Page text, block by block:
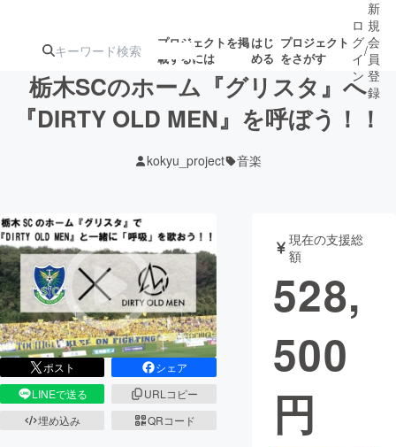
プロジェクトを掲
載するには
はじ
める
プロジェクト
をさがす
ジェクト
募集終了が近いプ
ロジェクト
アート・写真 音楽
テクノロジー・ガジェット ゲーム・サ
映像・映画
ビジネス・起業
まちづくり・地域活性化
ロ
グ
イ
ン
/
新
規
会
員
登
録
栃木SCのホーム『グリスタ』へ
『DIRTY OLD MEN』を呼ぼう！！
kokyu_project 音楽
ポスト
シェア
LINEで送る
URLコピー
埋め込み
QRコード
現在の支援総
額
528,
500
円